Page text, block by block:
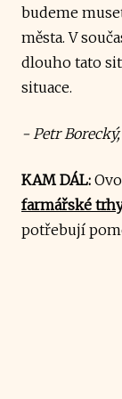
budeme
města. V
dlouho tato
situace.
- Petr
KAM DÁL:
farmářské
potřebují